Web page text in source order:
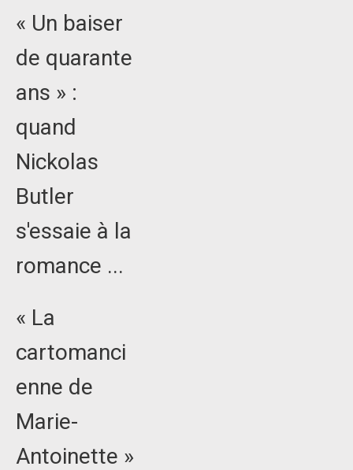
« Un baiser
de quarante
ans » :
quand
Nickolas
Butler
s'essaie à la
romance ...
« La
cartomanci
enne de
Marie-
Antoinette »